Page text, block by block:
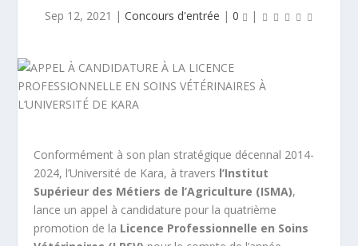
Sep 12, 2021 | Concours d'entrée | 0 |
Conformément à son plan stratégique décennal 2014-
2024, l’Université de Kara, à travers l’Institut
Supérieur des Métiers de l’Agriculture (ISMA),
lance un appel à candidature pour la quatrième
promotion de la Licence Professionnelle en Soins